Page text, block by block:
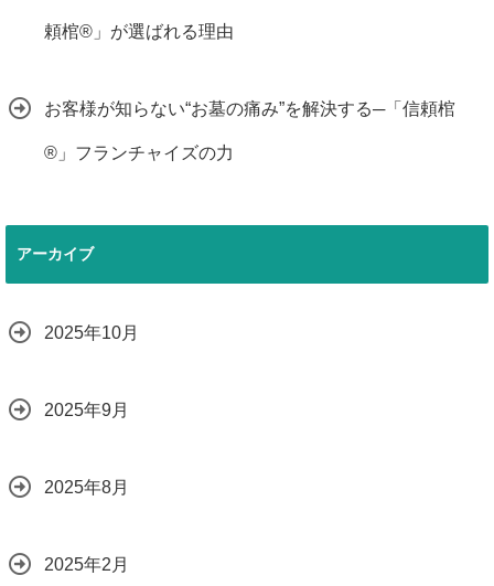
頼棺®」が選ばれる理由
お客様が知らない“お墓の痛み”を解決する─「信頼棺
®」フランチャイズの力
アーカイブ
2025年10月
2025年9月
2025年8月
2025年2月